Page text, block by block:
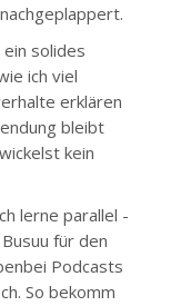
solides
ich viel
erklären
bleibt
kein
lerne parallel -
für den
Podcasts
So bekomm